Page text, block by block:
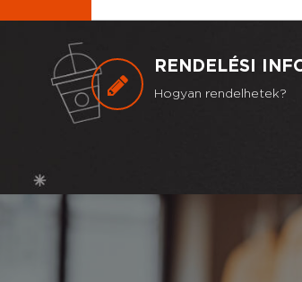
RENDELÉSI
Hogyan rendelhetek?